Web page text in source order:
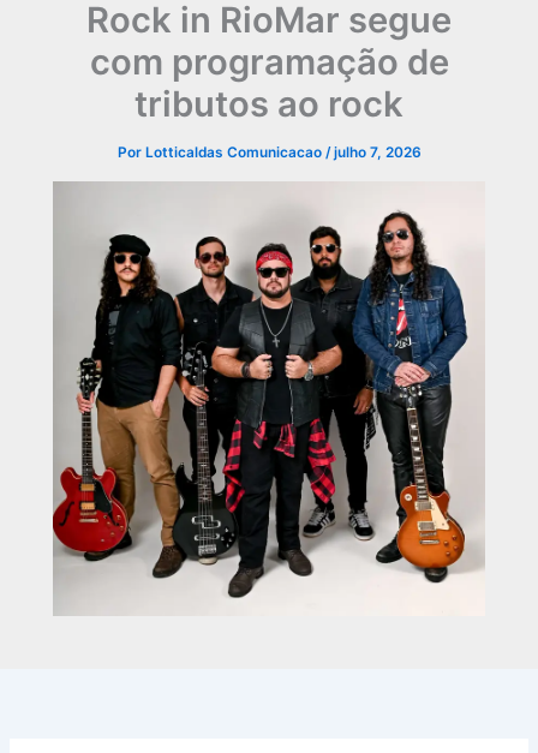
Rock in RioMar segue
com programação de
tributos ao rock
Por Lotticaldas Comunicacao /julho 7, 2026